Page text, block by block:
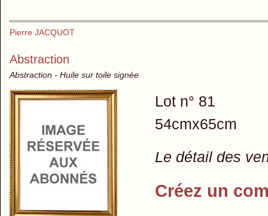
Pierre JACQUOT
Abstraction
Abstraction - Huile sur toile signée
Lot n° 81
54cmx65cm
Le détail des
Créez un